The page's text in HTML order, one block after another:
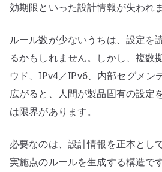
へ
効期限といった設計情報が失われま
ルール数が少ないうちは、設定を
るかもしれません。しかし、複数
ウド、IPv4／IPv6、内部セグメン
広がると、人間が製品固有の設定
は限界があります。
必要なのは、設計情報を正本とし
実施点のルールを生成する構造です